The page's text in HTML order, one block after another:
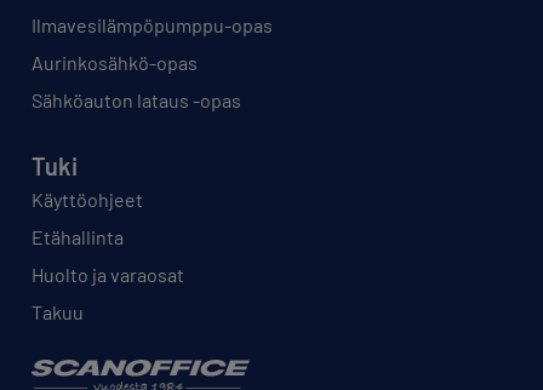
Ilmavesilämpöpumppu-opas
Aurinkosähkö-opas
Sähköauton lataus -opas
Tuki
Käyttöohjeet
Etähallinta
Huolto ja varaosat
Takuu